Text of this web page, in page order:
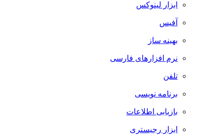
ابزار لینوکس
آفیس
بهینه ساز
نرم افزارهای فارسی
تلفن
برنامه نویسی
بازیابی اطلاعات
ابزار رجیستری